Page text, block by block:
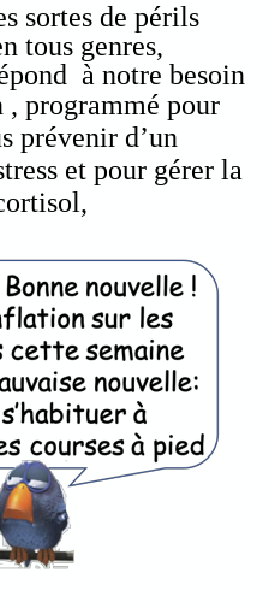
sortes de périls
tous genres,
à notre besoin
, programmé pour
prévenir d’un
et pour gérer la